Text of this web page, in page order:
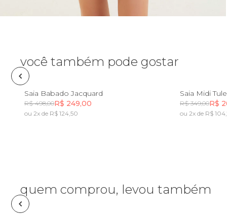
incensário
Porta
isqueiro
você também pode gostar
Saia Babado Jacquard
R$ 498,00R$ 249,00
ou 2x de R$ 124,50
PP
Saia Midi
R$ 349,00R$
ou 2x de R$
quem comprou, levou também